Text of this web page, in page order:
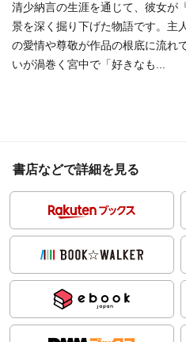
清少納言の生涯を通じて、彼女が
景を深く掘り下げた物語です。主
の愛情や尊敬が作品の根底に流れ
いが渦巻く宮中で「好きなも...
書店などで詳細を見る